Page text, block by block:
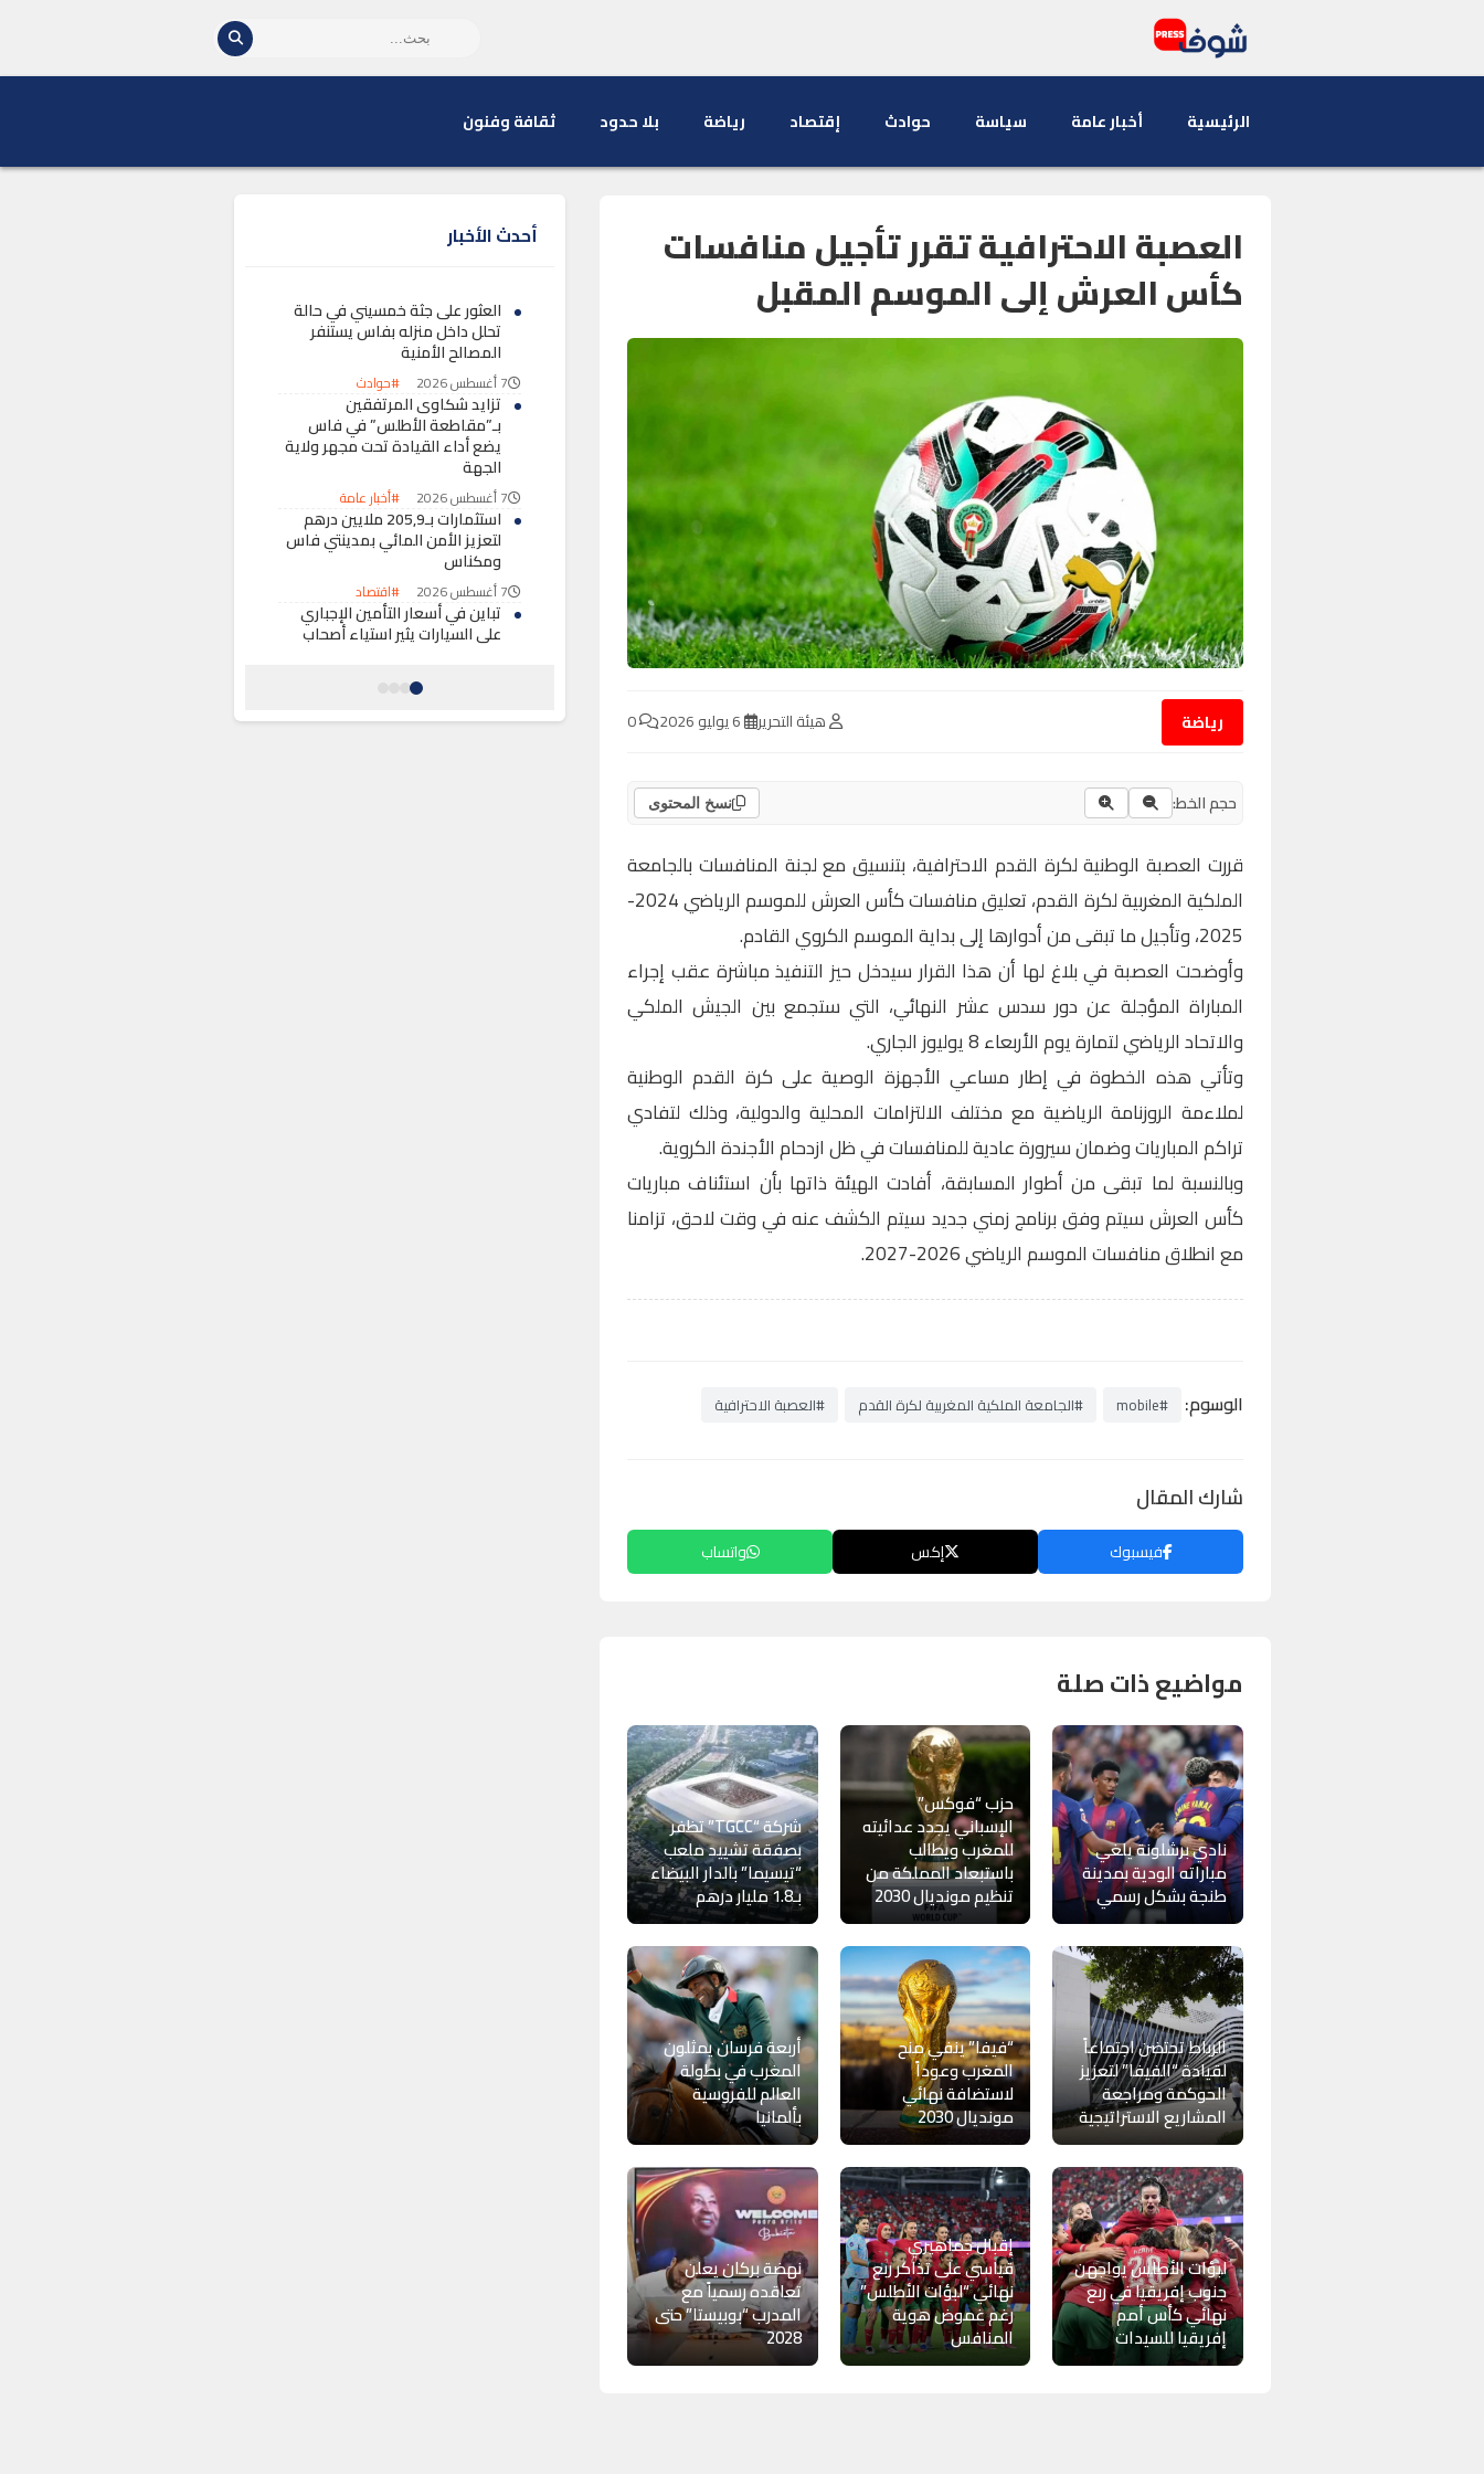
الرئيسية أخبار عامة سياسة حوادث إقتصاد رياضة بلا حدود ثقافة وفنون
العصبة الاحترافية تقرر تأجيل منافسات
كأس العرش إلى الموسم المقبل
رياضة هيئة التحرير
حجم الخط: نسخ المحتوى
قررت العصبة الوطنية لكرة القدم الاحترافية، بتنسيق مع لجنة المنافسات بالجامعة
الملكية المغربية لكرة القدم، تعليق منافسات كأس العرش للموسم الرياضي 2024-
2025، وتأجيل ما تبقى من أدوارها إلى بداية الموسم الكروي القادم.
وأوضحت العصبة في بلاغ لها أن هذا القرار سيدخل حيز التنفيذ مباشرة عقب إجراء
المباراة المؤجلة عن دور سدس عشر النهائي، التي ستجمع بين الجيش الملكي
والاتحاد الرياضي لتمارة يوم الأربعاء 8 يوليوز الجاري.
وتأتي هذه الخطوة في إطار مساعي الأجهزة الوصية على كرة القدم الوطنية
لملاءمة الروزنامة الرياضية مع مختلف الالتزامات المحلية والدولية، وذلك لتفادي
تراكم المباريات وضمان سيرورة عادية للمنافسات في ظل ازدحام الأجندة الكروية.
وبالنسبة لما تبقى من أطوار المسابقة، أفادت الهيئة ذاتها بأن استئناف مباريات
كأس العرش سيتم وفق برنامج زمني جديد سيتم الكشف عنه في وقت لاحق، تزامنا
مع انطلاق منافسات الموسم الرياضي 2026-2027.
الوسوم: #mobile #الجامعة الملكية المغربية لكرة القدم #العصبة الاحترافية
شارك المقال
فيسبوك إكس واتساب
مواضيع ذات صلة
نادي برشلونة يلغي
مباراته الودية بمدينة
طنجة بشكل رسمي
حزب “فوكس”
الإسباني يجدد عدائيته
للمغرب ويطالب
باستبعاد المملكة من
تنظيم مونديال 2030
شركة “TGCC” تظفر
بصفقة تشييد ملعب
“تيسيما” بالدار البيضاء
بـ1.8 مليار درهم
الرباط تحتضن اجتماعاً
لقيادة “الفيفا” لتعزيز
الحوكمة ومراجعة
المشاريع الاستراتيجية
“فيفا” ينفي منح
المغرب وعوداً
لاستضافة نهائي
مونديال 2030
أربعة فرسان يمثلون
المغرب في بطولة
العالم للفروسية
بألمانيا
لبؤات الأطلس يواجهن
جنوب إفريقيا في ربع
نهائي كأس أمم
إفريقيا للسيدات
إقبال جماهيري
قياسي على تذاكر ربع
نهائي “لبؤات الأطلس”
رغم غموض هوية
المنافس
نهضة بركان يعلن
تعاقده رسمياً مع
المدرب “بوبيستا” حتى
2028
أحدث الأخبار
العثور على جثة خمسيني في حالة
تحلل داخل منزله بفاس يستنفر
المصالح الأمنية
7 أغسطس 2026 #حوادث
تزايد شكاوى المرتفقين
بـ”مقاطعة الأطلس” في فاس
يضع أداء القيادة تحت مجهر ولاية
الجهة
7 أغسطس 2026 #أخبار عامة
استثمارات بـ205,9 ملايين درهم
لتعزيز الأمن المائي بمدينتي فاس
ومكناس
7 أغسطس 2026 #اقتصاد
تباين في أسعار التأمين الإجباري
على السيارات يثير استياء أصحاب
قبالة سواحل الداخلة